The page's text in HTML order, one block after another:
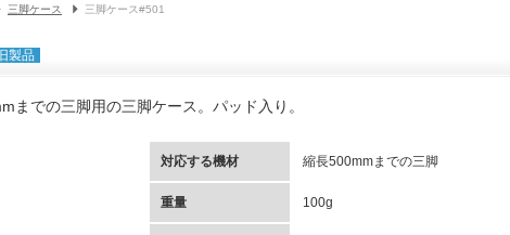
三脚ケース 三脚ケース#501
旧製品
までの三脚用の三脚ケース。パッド入り。
対応する機材 縮長500mmまでの三脚
重量 100g